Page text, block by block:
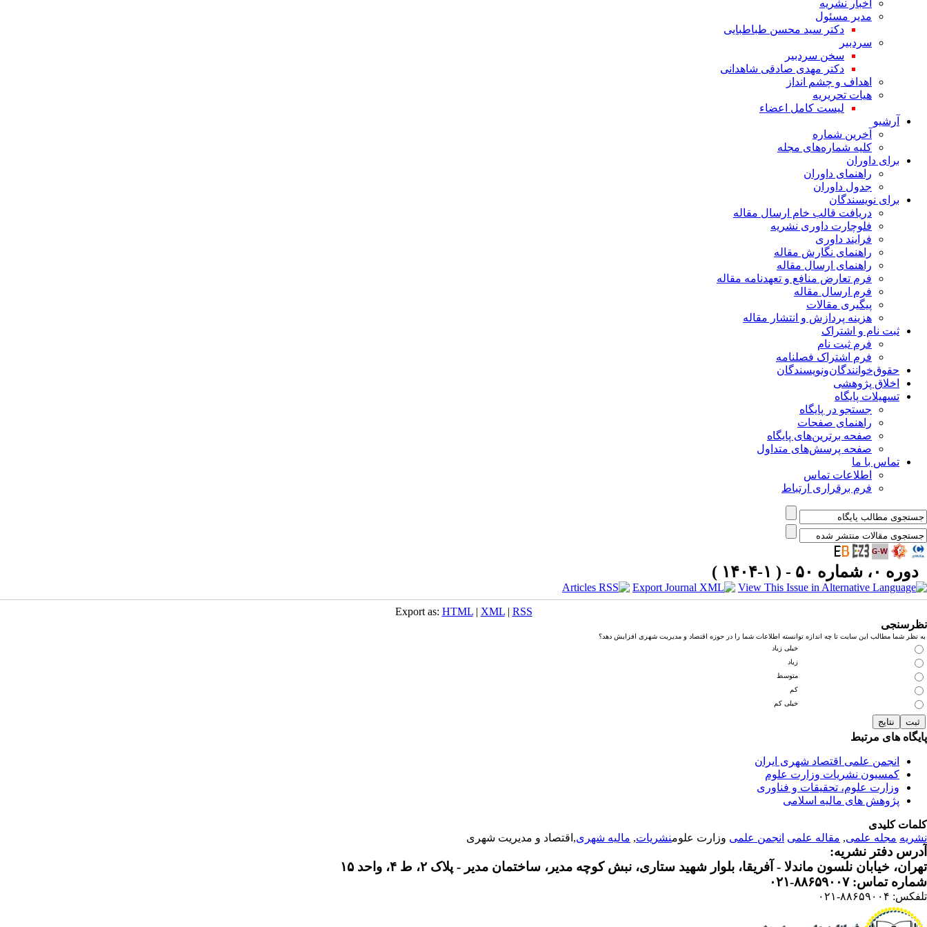
اخبار نشریه
مدیر مسئول
دکتر سید محسن طباطبایی
سردبیر
سخن سردبیر
دکتر مهدی صادقی شاهدانی
اهداف و چشم انداز
هیات تحریریه
لیست کامل اعضاء
آرشیو
آخرین شماره
کلیه شماره‌های مجله
برای داوران
راهنمای داوران
جدول داوران
برای نویسندگان
دریافت قالب خام ارسال مقاله
فلوچارت داوری نشریه
فرایند داوری
راهنمای نگارش مقاله
راهنمای ارسال مقاله
فرم تعارض منافع و تعهدنامه مقاله
فرم ارسال مقاله
پیگیری مقالات
هزینه پردازش و انتشار مقاله
ثبت نام و اشتراک
فرم ثبت نام
فرم اشتراک فصلنامه
حقوق‌خوانندگان‌و‌نویسندگان
اخلاق پژوهشی
تسهیلات پایگاه
جستجو در پایگاه
راهنمای صفحات
صفحه برترین‌های پایگاه
صفحه پرسش‌های متداول
تماس با ما
اطلاعات تماس
فرم برقراری ارتباط
دوره ۰، شماره ۵۰ - ( ۱-۱۴۰۴ )
Export as: HTML| XML| RSS
نظرسنجی
به نظر شما مطالب این سایت تا چه اندازه توانسته اطلاعات شما را در حوزه اقتصاد و مدیریت شهری افزایش دهد؟
خیلی زیاد
زیاد
متوسط
کم
خیلی کم
پایگاه های مرتبط
انجمن علمی اقتصاد شهری ایران
کمسیون نشریات وزارت علوم
وزارت علوم، تحقیقات و فناوری
پژوهش های مالیه اسلامی
کلمات کلیدی
نشریه مجله علمی, مقاله علمی انجمن علمی وزارت علومنشریات, مالیه شهری,اقتصاد و مدیریت شهری
آدرس دفتر نشریه:
تهران، خیابان نلسون ماندلا - آفریقا، بلوار شهید ستاری، نبش کوچه مدیر، ساختمان مدیر - پلاک ۲، ط ۴، واحد ۱۵
شماره تماس: ۸۸۶۵۹۰۰۷-۰۲۱
تلفکس: ۸۸۶۵۹۰۰۴-۰۲۱